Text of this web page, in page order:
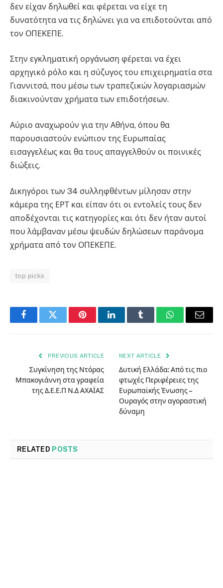
δεν είχαν δηλωθεί και φέρεται να είχε τη
δυνατότητα να τις δηλώνει για να επιδοτούνται από
τον ΟΠΕΚΕΠΕ.
Στην εγκληματική οργάνωση φέρεται να έχει
αρχηγικό ρόλο και η σύζυγος του επιχειρηματία στα
Γιαννιτσά, που μέσω των τραπεζικών λογαριασμών
διακινούνταν χρήματα των επιδοτήσεων.
Αύριο αναχωρούν για την Αθήνα, όπου θα
παρουσιαστούν ενώπιον της Ευρωπαίας
εισαγγελέως και θα τους απαγγελθούν οι ποινικές
διώξεις.
Δικηγόροι των 34 συλληφθέντων μίλησαν στην
κάμερα της ΕΡΤ και είπαν ότι οι εντολείς τους δεν
αποδέχονται τις κατηγορίες και ότι δεν ήταν αυτοί
που λάμβαναν μέσω ψευδών δηλώσεων παράνομα
χρήματα από τον ΟΠΕΚΕΠΕ.
top picks
FacebookTwitter PinterestLinkedInTumblr WhatsAppEmail
PREVIOUS ARTICLE
Συγκίνηση της Ντόρας
Μπακογιάννη στα γραφεία
της Δ.Ε.Ε.Π Ν.Δ ΑΧΑΪΑΣ
NEXT ARTICLE
Δυτική Ελλάδα: Από τις πιο
φτωχές Περιφέρειες της
Ευρωπαϊκής Ένωσης –
Ουραγός στην αγοραστική
δύναμη
RELATED POSTS